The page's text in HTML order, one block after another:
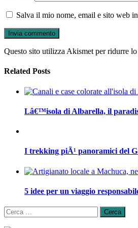
Salva il mio nome, email e sito web
Questo sito utilizza Akismet per ridurre lo
Related Posts
Lâ€™isola di Albarella, il
I trekking piÃ¹ panoramici del
5 idee per un viaggio
Ricerca
per: